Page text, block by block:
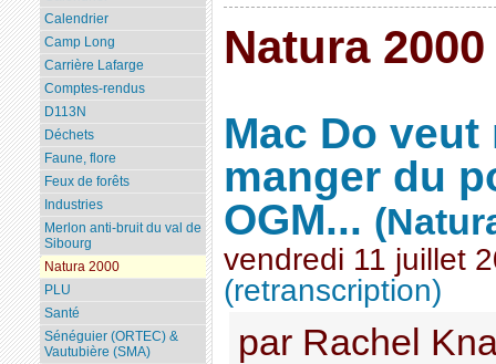
Natura 2000
Mac Do
manger du
OGM...
vendredi 11 juillet
(retranscription)
par Rachel
Calendrier
Camp Long
Carrière Lafarge
Comptes-rendus
D113N
Déchets
Faune, flore
Feux de forêts
Industries
Merlon anti-bruit du val de
Sibourg
Natura 2000
PLU
Santé
Sénéguier (ORTEC) &
Vautubière (SMA)